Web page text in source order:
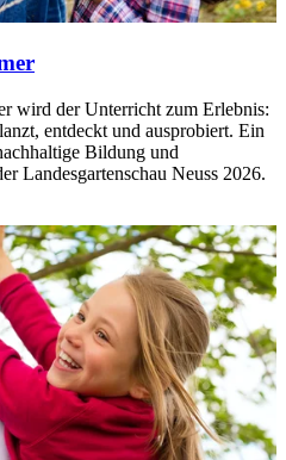
wird der Unterricht zum Erlebnis:
entdeckt und ausprobiert. Ein
Bildung und
Landesgartenschau Neuss 2026.